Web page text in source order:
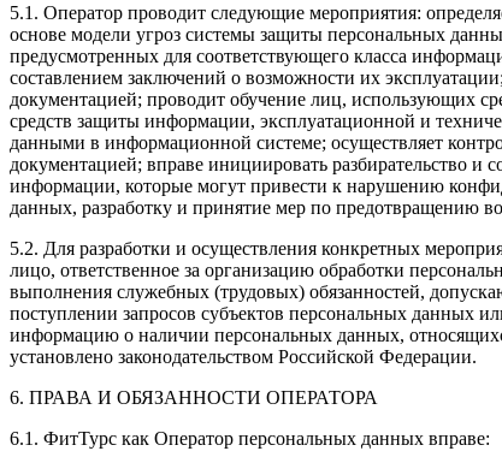
5.1. Оператор проводит следующие мероприятия:
основе модели угроз системы защиты персональных
предусмотренных для соответствующего класса
составлением заключений о возможности их
документацией; проводит обучение лиц, использующих
средств защиты информации, эксплуатационной и
данными в информационной системе; осуществляет
документацией; вправе инициировать разбирательство
информации, которые могут привести к нарушению
данных, разработку и принятие мер по предотвращению
5.2. Для разработки и осуществления конкретных
лицо, ответственное за организацию обработки
выполнения служебных (трудовых) обязанностей,
поступлении запросов субъектов персональных данных
информацию о наличии персональных данных,
установлено законодательством Российской Федерации.
6. ПРАВА И ОБЯЗАННОСТИ ОПЕРАТОРА
6.1. ФитТурс как Оператор персональных данных вправе: